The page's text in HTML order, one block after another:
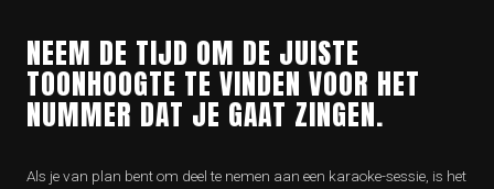
NEEM DE TIJD OM DE JUISTE
TOONHOOGTE TE VINDEN VOOR HET
NUMMER DAT JE GAAT ZINGEN.
Als je van plan bent om deel te nemen aan een karaoke-sessie, is het